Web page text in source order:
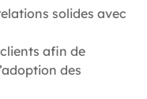
solides avec
afin de
des